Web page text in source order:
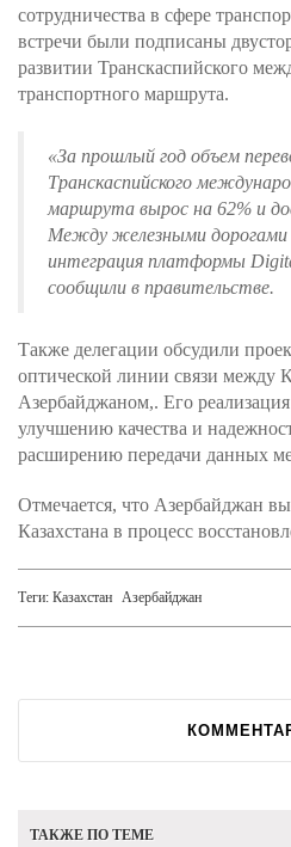
сотрудничества в сфере
встречи были подписаны
развитии Транскаспийского
транспортного маршрута.
«За прошлый год объем
Транскаспийского
маршрута вырос на 62% и
Между железными дорогами
интеграция платформы
сообщили в правительстве.
Также делегации обсудили
оптической линии связи между
Азербайджаном,. Его реализация
улучшению качества и
расширению передачи данных
Отмечается, что Азербайджан
Казахстана в процесс
Теги: Казахстан Азербайджан
ТАКЖЕ ПО ТЕМЕ